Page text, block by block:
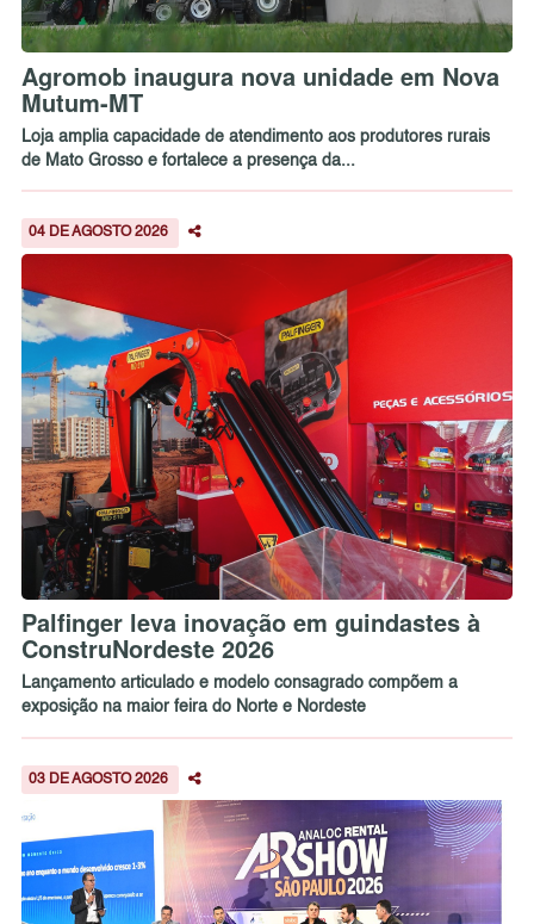
Agromob inaugura nova unidade em Nova
Mutum-MT
Loja amplia capacidade de atendimento aos produtores rurais
de Mato Grosso e fortalece a presença da...
04 DE AGOSTO 2026
Palfinger leva inovação em guindastes à
ConstruNordeste 2026
Lançamento articulado e modelo consagrado compõem a
exposição na maior feira do Norte e Nordeste
03 DE AGOSTO 2026